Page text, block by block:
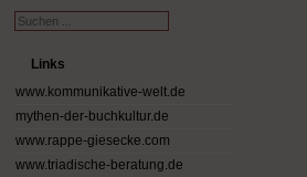
Suchen
...
Links
www.kommunikative-welt.de
mythen-der-buchkultur.de
www.rappe-giesecke.com
www.triadische-beratung.de